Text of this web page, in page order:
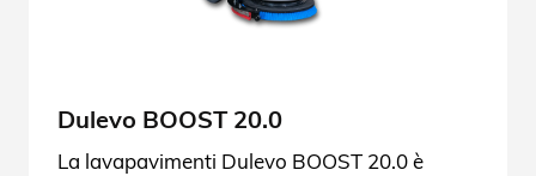
Dulevo BOOST 20.0
La lavapavimenti Dulevo BOOST 20.0 è